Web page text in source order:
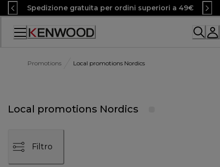
Skip
to
Content
Spedizione gratuita per ordini superiori a 49€
Accessibility
Promotions Local promotions Nordics
Local promotions Nordics
Filtro